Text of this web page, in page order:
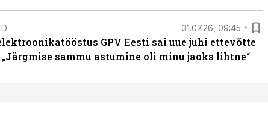
31.07.26, 09:45
GPV Eesti sai uue juhi ettevõtte
„Järgmise sammu astumine oli minu jaoks lihtne“